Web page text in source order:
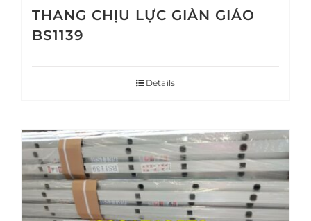
THANG CHỊU LỰC GIÀN GIÁO
BS1139
Details